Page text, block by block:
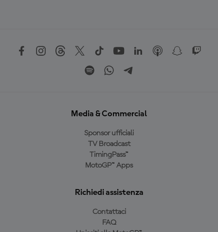
Media & Commercial
Sponsor ufficiali
TV Broadcast
TimingPass™
MotoGP™ Apps
Richiedi assistenza
Contattaci
FAQ